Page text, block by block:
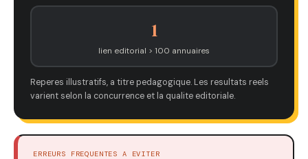
1
lien editorial > 100 annuaires
Reperes illustratifs, a titre pedagogique. Les resultats reels
varient selon la concurrence et la qualite editoriale.
ERREURS FREQUENTES A EVITER